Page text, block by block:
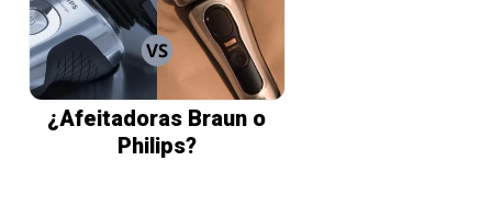
¿Afeitadoras Braun o
Philips?